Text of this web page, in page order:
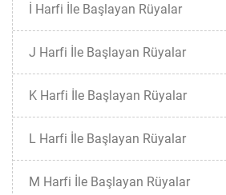
İ Harfi İle Başlayan Rüyalar
J Harfi İle Başlayan Rüyalar
K Harfi İle Başlayan Rüyalar
L Harfi İle Başlayan Rüyalar
M Harfi İle Başlayan Rüyalar